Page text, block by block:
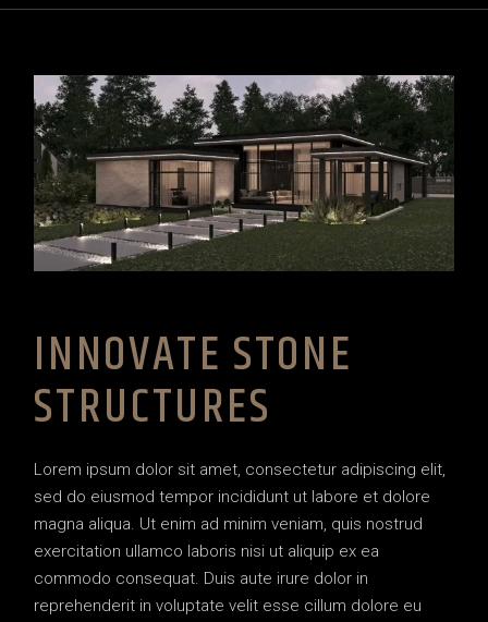
INNOVATE STONE
STRUCTURES
Lorem ipsum dolor sit amet, consectetur adipiscing elit,
sed do eiusmod tempor incididunt ut labore et dolore
magna aliqua. Ut enim ad minim veniam, quis nostrud
exercitation ullamco laboris nisi ut aliquip ex ea
commodo consequat. Duis aute irure dolor in
reprehenderit in voluptate velit esse cillum dolore eu